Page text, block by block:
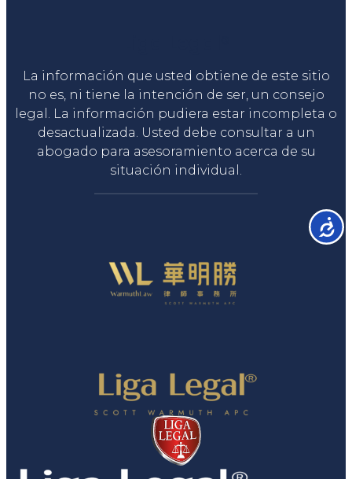
La información que usted obtiene de este sitio
no es, ni tiene la intención de ser, un consejo
legal. La información pudiera estar incompleta o
desactualizada. Usted debe consultar a un
abogado para asesoramiento acerca de su
situación individual.